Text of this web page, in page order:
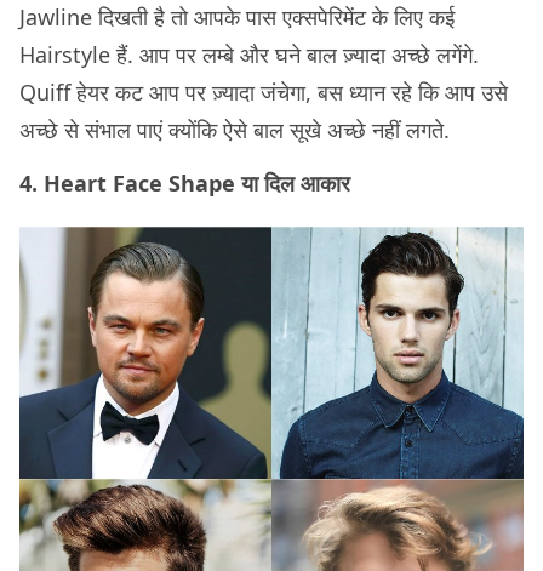
Jawline दिखती है तो आपके पास एक्सपेरिमेंट के लिए ​कई
Hairstyle हैं. आप पर लम्बे और घने बाल ज़्यादा अच्छे लगेंगे.
Quiff हेयर कट आप पर ज़्यादा जंचेगा, बस ध्यान रहे कि आप उसे
अच्छे से संभाल पाएं क्योंकि ऐसे बाल सूखे अच्छे नहीं लगते.
4. Heart Face Shape या दिल आकार